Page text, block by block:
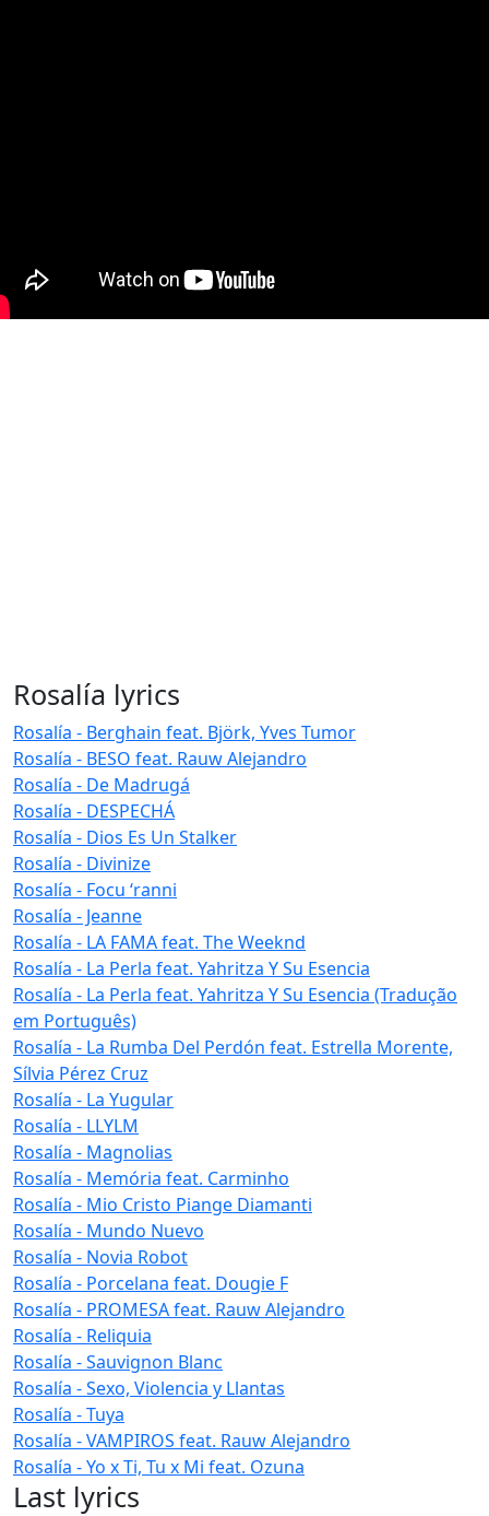
Rosalía lyrics
Rosalía - Berghain feat. Björk, Yves Tumor
Rosalía - BESO feat. Rauw Alejandro
Rosalía - De Madrugá
Rosalía - DESPECHÁ
Rosalía - Dios Es Un Stalker
Rosalía - Divinize
Rosalía - Focu ‘ranni
Rosalía - Jeanne
Rosalía - LA FAMA feat. The Weeknd
Rosalía - La Perla feat. Yahritza Y Su Esencia
Rosalía - La Perla feat. Yahritza Y Su Esencia (Tradução
em Português)
Rosalía - La Rumba Del Perdón feat. Estrella Morente,
Sílvia Pérez Cruz
Rosalía - La Yugular
Rosalía - LLYLM
Rosalía - Magnolias
Rosalía - Memória feat. Carminho
Rosalía - Mio Cristo Piange Diamanti
Rosalía - Mundo Nuevo
Rosalía - Novia Robot
Rosalía - Porcelana feat. Dougie F
Rosalía - PROMESA feat. Rauw Alejandro
Rosalía - Reliquia
Rosalía - Sauvignon Blanc
Rosalía - Sexo, Violencia y Llantas
Rosalía - Tuya
Rosalía - VAMPIROS feat. Rauw Alejandro
Rosalía - Yo x Ti, Tu x Mi feat. Ozuna
Last lyrics